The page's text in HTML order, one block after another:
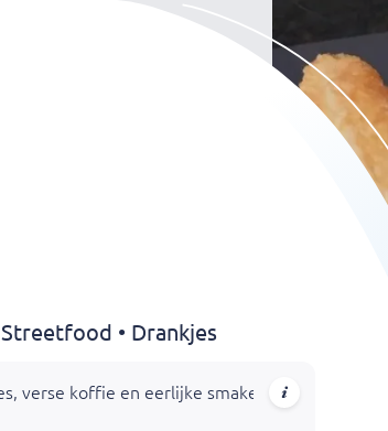
Streetfood • Drankjes
verse koffie en eerlijke smaken. Bij ons